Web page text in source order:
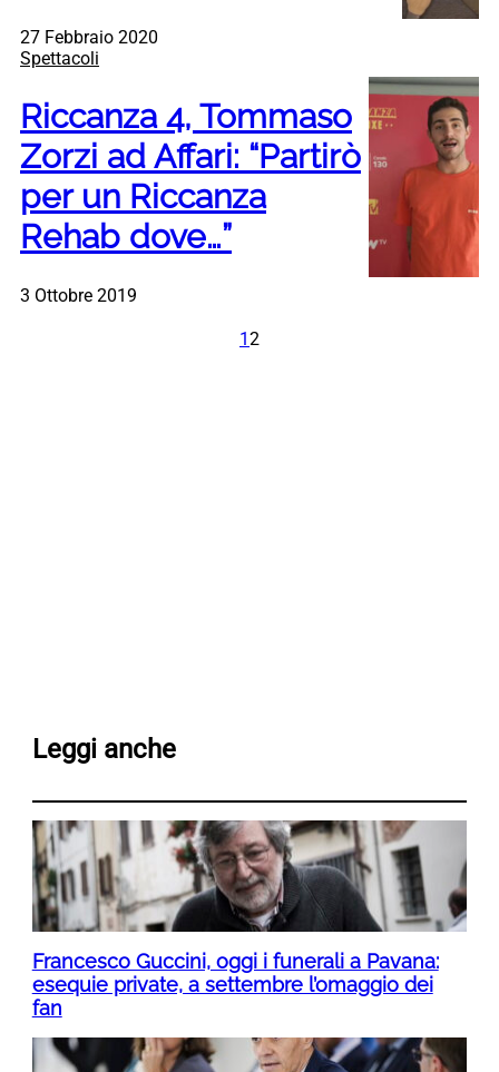
27 Febbraio 2020
Spettacoli
Riccanza 4, Tommaso
Zorzi ad Affari: “Partirò
per un Riccanza
Rehab dove…”
3 Ottobre 2019
12
Leggi anche
Francesco Guccini, oggi i funerali a Pavana:
esequie private, a settembre l’omaggio dei
fan